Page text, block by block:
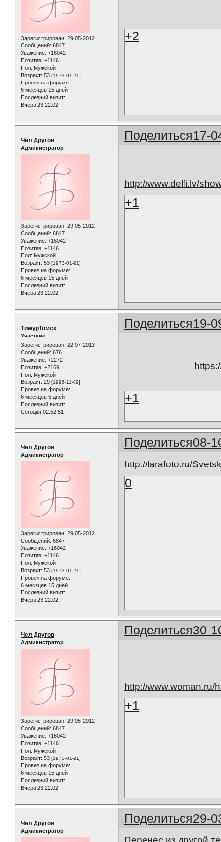
Зарегистрирован: 29-05-2012
Сообщений: 6847
Уважение: +16042
Позитив: +1146
Пол: Мужской
Возраст: 53 [1973-01-21]
Провел на форуме:
6 месяцев 15 дней
Последний визит:
Вчера 23:22:02
+2
Поделиться17-
Чел Другов
Администратор
Зарегистрирован: 29-05-2012
Сообщений: 6847
Уважение: +16042
Позитив: +1146
Пол: Мужской
Возраст: 53 [1973-01-21]
Провел на форуме:
6 месяцев 15 дней
Последний визит:
Вчера 23:22:02
http://www.delfi.lv/
+1
Поделиться19-
ТимурТомск
Участник
Зарегистрирован: 22-07-2013
Сообщений: 676
Уважение: +2272
Позитив: +2169
Пол: Мужской
Возраст: 29 [1996-11-09]
Провел на форуме:
6 месяцев 5 дней
Последний визит:
Сегодня 02:52:51
+1
Поделиться08-
Чел Другов
Администратор
Зарегистрирован: 29-05-2012
Сообщений: 6847
Уважение: +16042
Позитив: +1146
Пол: Мужской
Возраст: 53 [1973-01-21]
Провел на форуме:
6 месяцев 15 дней
Последний визит:
Вчера 23:22:02
http://larafoto.ru/
0
Поделиться30-
Чел Другов
Администратор
Зарегистрирован: 29-05-2012
Сообщений: 6847
Уважение: +16042
Позитив: +1146
Пол: Мужской
Возраст: 53 [1973-01-21]
Провел на форуме:
6 месяцев 15 дней
Последний визит:
Вчера 23:22:02
http://www.woman.ru/
+1
Поделиться29-
Чел Другов
Администратор
Перенес из другой